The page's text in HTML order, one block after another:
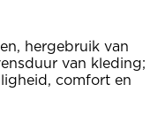
hergebruik van
van kleding;
comfort en